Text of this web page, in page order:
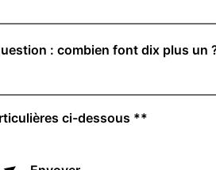
: combien font dix plus un
ci-dessous **